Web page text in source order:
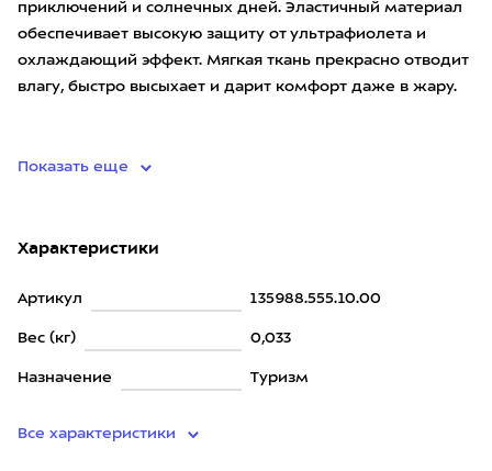
приключений и солнечных дней. Эластичный материал
обеспечивает высокую защиту от ультрафиолета и
охлаждающий эффект. Мягкая ткань прекрасно отводит
влагу, быстро высыхает и дарит комфорт даже в жару.
Показать еще
Характеристики
Артикул 135988.555.10.00
Вес (кг) 0,033
Назначение Туризм
Все характеристики